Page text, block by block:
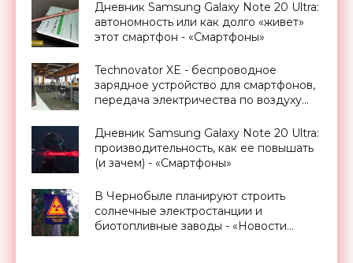
Форума «Микроэлектроника-2021» -
«Смартфоны»
Дневник Samsung Galaxy Note 20 Ultra:
автономность или как долго «живет»
этот смартфон - «Смартфоны»
Technovator XE - беспроводное
зарядное устройство для смартфонов,
передача электричества по воздуху
Дневник Samsung Galaxy Note 20 Ultra:
производительность, как ее повышать
(и зачем) - «Смартфоны»
В Чернобыле планируют строить
солнечные электростанции и
биотопливные заводы - «Новости